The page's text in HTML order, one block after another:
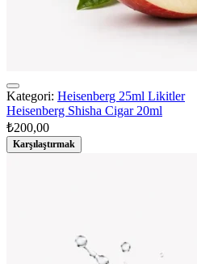
Kategori: Heisenberg 25ml Likitler
Heisenberg Shisha Cigar 20ml
₺200,00
Karşılaştırmak